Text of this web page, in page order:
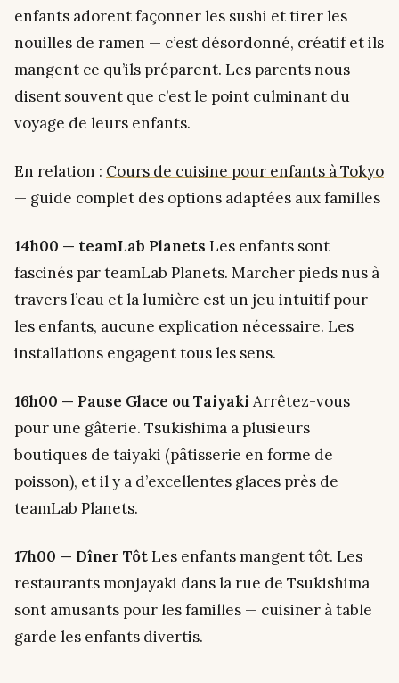
enfants adorent façonner les sushi et tirer les
nouilles de ramen — c’est désordonné, créatif et ils
mangent ce qu’ils préparent. Les parents nous
disent souvent que c’est le point culminant du
voyage de leurs enfants.
En relation : Cours de cuisine pour enfants à Tokyo
— guide complet des options adaptées aux familles
14h00 — teamLab Planets Les enfants sont
fascinés par teamLab Planets. Marcher pieds nus à
travers l’eau et la lumière est un jeu intuitif pour
les enfants, aucune explication nécessaire. Les
installations engagent tous les sens.
16h00 — Pause Glace ou Taiyaki Arrêtez-vous
pour une gâterie. Tsukishima a plusieurs
boutiques de taiyaki (pâtisserie en forme de
poisson), et il y a d’excellentes glaces près de
teamLab Planets.
17h00 — Dîner TôtLes enfants mangent tôt. Les
restaurants monjayaki dans la rue de Tsukishima
sont amusants pour les familles — cuisiner à table
garde les enfants divertis.